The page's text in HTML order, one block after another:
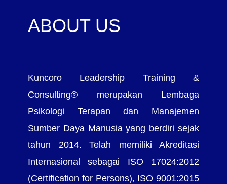
ABOUT US
Kuncoro Leadership Training &
Consulting® merupakan Lembaga
Psikologi Terapan dan Manajemen
Sumber Daya Manusia yang berdiri sejak
tahun 2014. Telah memiliki Akreditasi
Internasional sebagai ISO 17024:2012
(Certification for Persons), ISO 9001:2015